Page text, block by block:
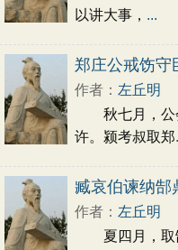
以讲大事， ...
郑庄公戒饬守
作者： 左丘明
秋七月，公
许。颍考叔取郑
臧哀伯谏纳郜
作者： 左丘明
夏四月，取郜